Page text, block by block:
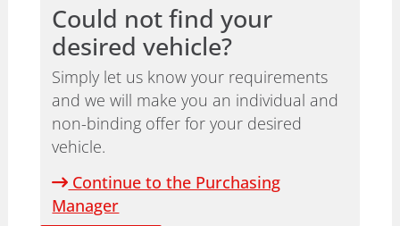
Could not find your
desired vehicle?
Simply let us know your requirements
and we will make you an individual and
non-binding offer for your desired
vehicle.
Continue to the Purchasing
Manager